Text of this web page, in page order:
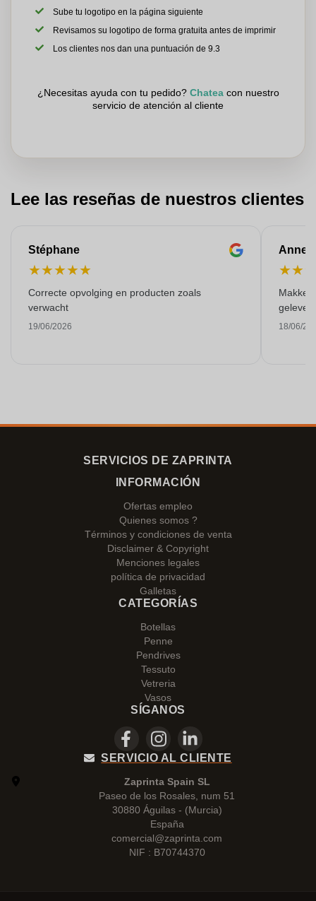
Sube tu logotipo en la página siguiente
Revisamos su logotipo de forma gratuita antes de imprimir
Los clientes nos dan una puntuación de 9.3
¿Necesitas ayuda con tu pedido? Chateacon nuestro
servicio de atención al cliente
Lee las reseñas de nuestros clientes
Stéphane
★★★★★
Correcte opvolging en producten zoals
verwacht
19/06/2026
Anne-
★★
18/06/
SERVICIOS DE ZAPRINTA
INFORMACIÓN
Ofertas empleo
Quienes somos ?
Términos y condiciones de venta
Disclaimer & Copyright
Menciones legales
política de privacidad
Galletas
CATEGORÍAS
Botellas
Penne
Pendrives
Tessuto
Vetreria
Vasos
SÍGANOS
SERVICIO AL CLIENTE
Zaprinta Spain SL
Paseo de los Rosales, num 51
30880 Águilas - (Murcia)
España
comercial@zaprinta.com
NIF : B70744370